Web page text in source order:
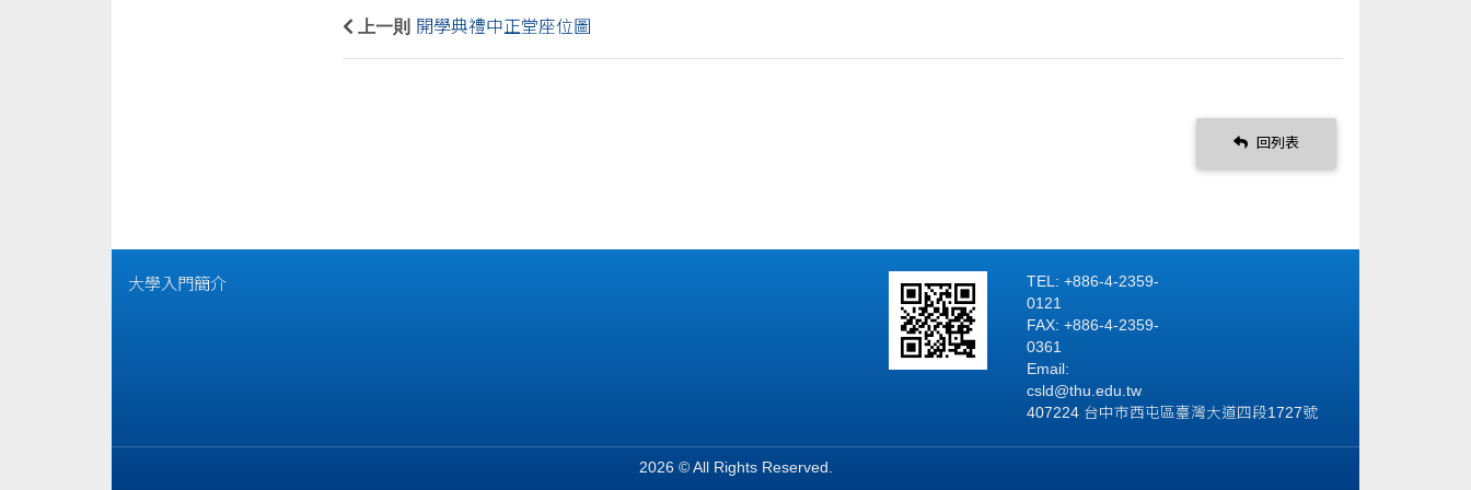
上一則 開學典禮中正堂座位圖
回列表
大學入門簡介
TEL: +886-4-2359-
0121
FAX: +886-4-2359-
0361
Email:
csld@thu.edu.tw
407224 台中市西屯區臺灣大道四段1727號
2026 © All Rights Reserved.